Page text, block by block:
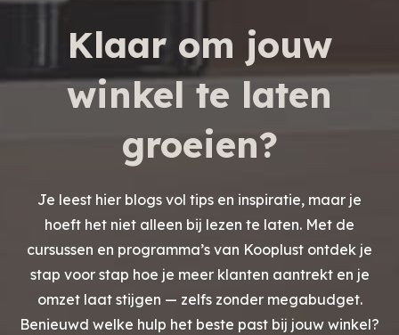
Klaar om jouw
winkel te laten
groeien?
Je leest hier blogs vol tips en inspiratie, maar je
hoeft het niet alleen bij lezen te laten. Met de
cursussen en programma’s van Kooplust ontdek je
stap voor stap hoe je meer klanten aantrekt en je
omzet laat stijgen — zelfs zonder megabudget.
Benieuwd welke hulp het beste past bij jouw winkel?